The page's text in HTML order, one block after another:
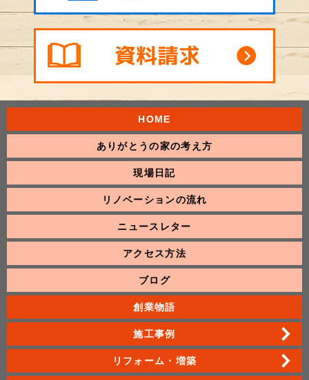
HOME
ありがとうの家の考え方
現場日記
リノベーションの流れ
ニュースレター
アクセス方法
ブログ
創業物語
施工事例
リフォーム・増築